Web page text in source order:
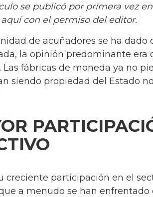
se publicó por primera vez
con el permiso del editor.
de acuñadores se ha
la opinión predominante era
Las fábricas de moneda ya no
siendo propiedad del Estado
creciente participación en el
a menudo se han